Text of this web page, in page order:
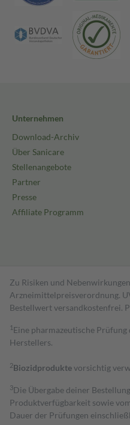
Unternehmen
Download-Archiv
Über Sanicare
Stellenangebote
Partner
Presse
Affiliate Programm
Zu Risiken und
Arzneimittelpreisverordnung.
Bestell­wert versand­kosten­frei.
1 Eine pharmazeutische
Herstellers.
2Biozidproduktevorsichtig
3Die Übergabe deiner
Produktverfügbarkeit sowie
Dauer der Prüfungen